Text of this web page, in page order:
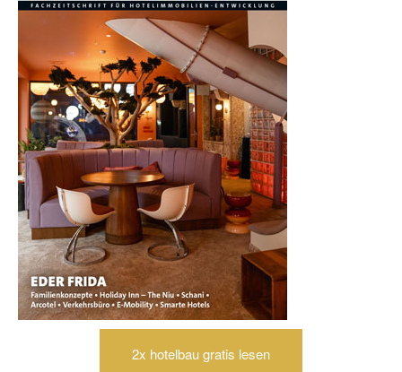
2x hotelbau gratis lesen